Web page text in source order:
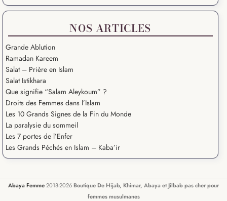
NOS ARTICLES
Grande Ablution
Ramadan Kareem
Salat – Prière en Islam
Salat Istikhara
Que signifie “Salam Aleykoum” ?
Droits des Femmes dans l’Islam
Les 10 Grands Signes de la Fin du Monde
La paralysie du sommeil
Les 7 portes de l’Enfer
Les Grands Péchés en Islam – Kaba’ir
Abaya Femme2018-2026 Boutique De Hijab, Khimar, Abaya et Jilbab pas cher pour
femmes musulmanes